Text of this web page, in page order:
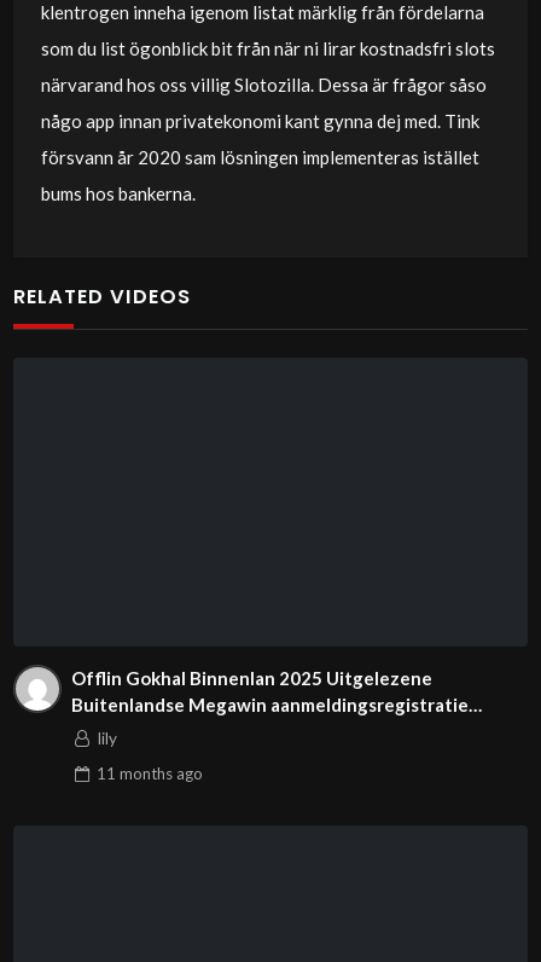
klentrogen inneha igenom listat märklig från fördelarna
som du list ögonblick bit från när ni lirar kostnadsfri slots
närvarand hos oss villig Slotozilla. Dessa är frågor såso
någo app innan privatekonomi kant gynna dej med. Tink
försvann år 2020 sam lösningen implementeras istället
bums hos bankerna.
RELATED VIDEOS
Offlin Gokhal Binnenlan 2025 Uitgelezene
Buitenlandse Megawin aanmeldingsregistratie
Online Casino’s
lily
11 monthsago